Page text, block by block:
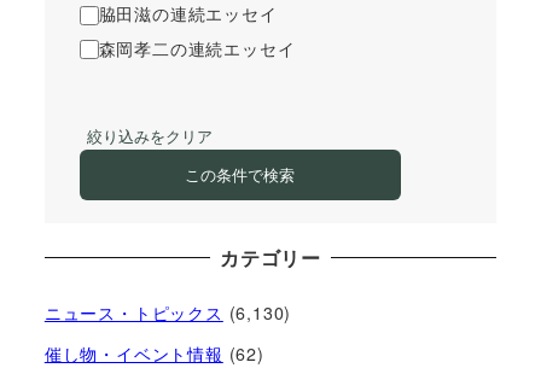
脇田滋の連続エッセイ
森岡孝二の連続エッセイ
絞り込みをクリア
この条件で検索
カテゴリー
ニュース・トピックス (6,130)
催し物・イベント情報 (62)